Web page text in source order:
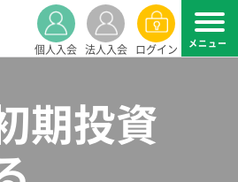
個人入会 法人入会 ログイン
期投資